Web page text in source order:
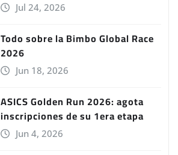
Jul 24, 2026
Todo sobre la Bimbo Global Race
2026
Jun 18, 2026
ASICS Golden Run 2026: agota
inscripciones de su 1era etapa
Jun 4, 2026